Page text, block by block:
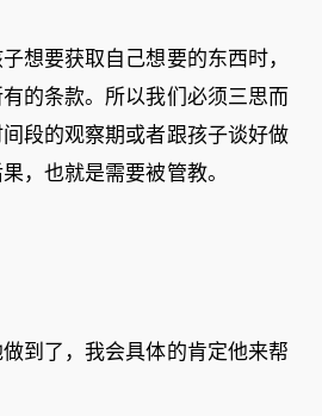
想要获取自己想要的东西时，
的条款。所以我们必须三思而
段的观察期或者跟孩子谈好做
，也就是需要被管教。
到了，我会具体的肯定他来帮